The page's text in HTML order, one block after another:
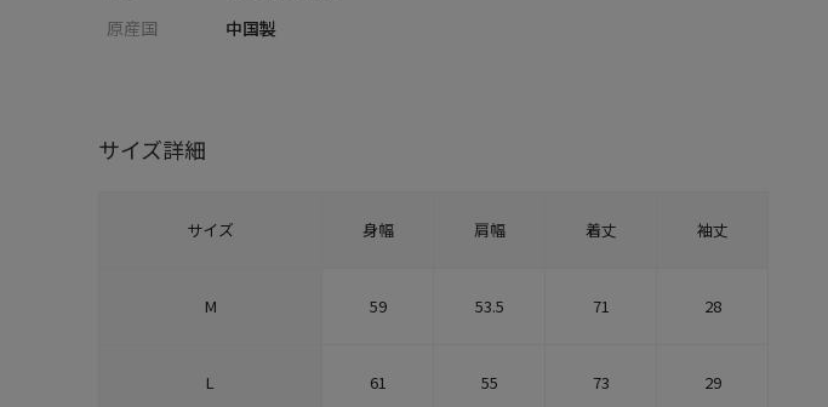
原産国
中国製
サイズ詳細
サイズ 身幅 肩幅 着丈 袖丈
M 59 53.5 71 28
L 61 55 73 29